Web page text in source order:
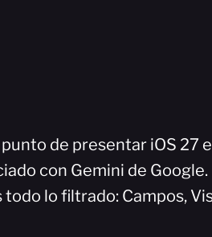
de presentar iOS 27
con Gemini de Google.
todo lo filtrado: Campos,